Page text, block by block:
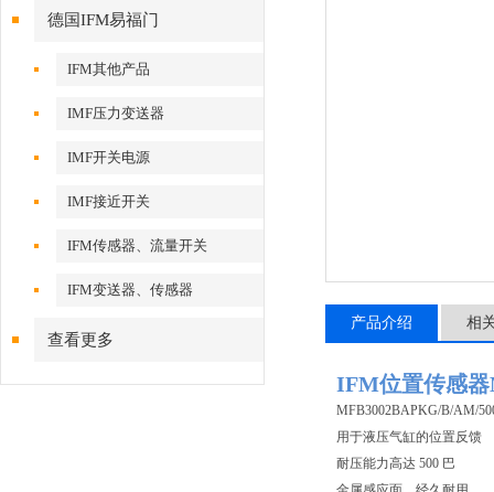
德国IFM易福门
IFM其他产品
IMF压力变送器
IMF开关电源
IMF接近开关
IFM传感器、流量开关
IFM变送器、传感器
查看更多
产品介绍 相
IFM位置传感
MFB3002BAPKG/B/AM/
用于液压气缸的位置反馈
耐压能力高达 500 巴